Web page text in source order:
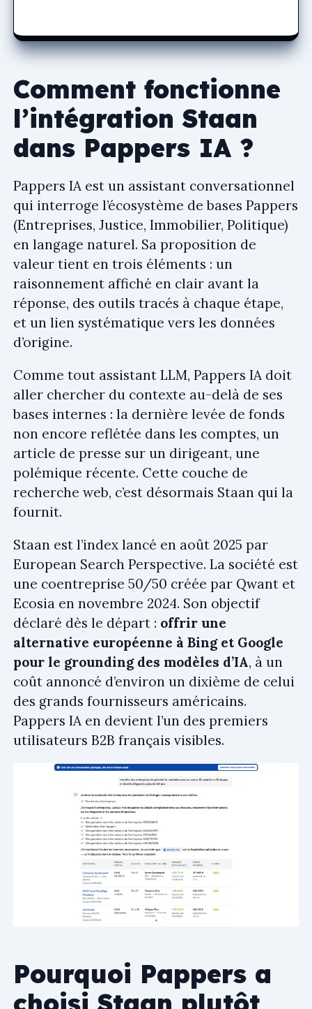
Comment fonctionne
l’intégration Staan
dans Pappers IA ?
Pappers IA est un assistant conversationnel
qui interroge l’écosystème de bases Pappers
(Entreprises, Justice, Immobilier, Politique)
en langage naturel. Sa proposition de
valeur tient en trois éléments : un
raisonnement affiché en clair avant la
réponse, des outils tracés à chaque étape,
et un lien systématique vers les données
d’origine.
Comme tout assistant LLM, Pappers IA doit
aller chercher du contexte au-delà de ses
bases internes : la dernière levée de fonds
non encore reflétée dans les comptes, un
article de presse sur un dirigeant, une
polémique récente. Cette couche de
recherche web, c’est désormais Staan qui la
fournit.
Staan est l’index lancé en août 2025 par
European Search Perspective. La société est
une coentreprise 50/50 créée par Qwant et
Ecosia en novembre 2024. Son objectif
déclaré dès le départ : offrir une
alternative européenne à Bing et Google
pour le grounding des modèles d’IA, à un
coût annoncé d’environ un dixième de celui
des grands fournisseurs américains.
Pappers IA en devient l’un des premiers
utilisateurs B2B français visibles.
Pourquoi Pappers a